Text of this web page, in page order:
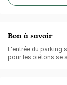
Bon à savoir
L'entrée du parking
pour les piétons se